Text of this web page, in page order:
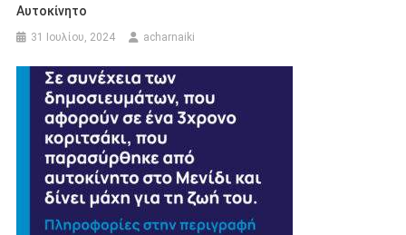
Αυτοκίνητο
31 Ιουλίου, 2024 acharnaiki